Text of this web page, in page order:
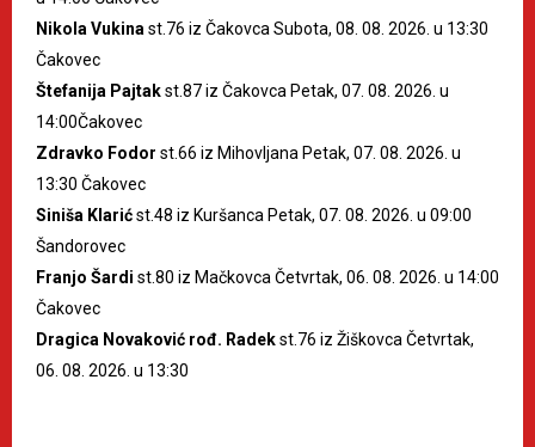
Nikola Vukina st.76 iz Čakovca Subota, 08. 08. 2026. u 13:30
Čakovec
Štefanija Pajtakst.87 iz Čakovca Petak, 07. 08. 2026. u
14:00Čakovec
Zdravko Fodor st.66 iz Mihovljana Petak, 07. 08. 2026. u
13:30 Čakovec
Siniša Klarićst.48 iz Kuršanca Petak, 07. 08. 2026. u 09:00
Šandorovec
Franjo Šardi st.80 iz Mačkovca Četvrtak, 06. 08. 2026. u 14:00
Čakovec
Dragica Novaković rođ. Radekst.76 iz Žiškovca Četvrtak,
06. 08. 2026. u 13:30